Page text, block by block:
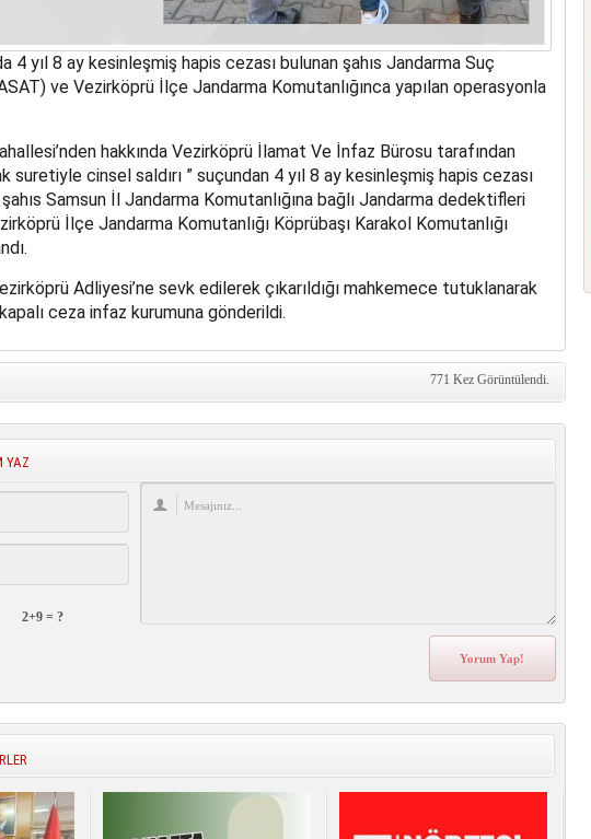
4 yıl 8 ay kesinleşmiş hapis cezası bulunan şahıs Jandarma Suç
ve Vezirköprü İlçe Jandarma Komutanlığınca yapılan operasyonla
hakkında Vezirköprü İlamat Ve İnfaz Bürosu tarafından
suretiyle cinsel saldırı ” suçundan 4 yıl 8 ay kesinleşmiş hapis cezası
şahıs Samsun İl Jandarma Komutanlığına bağlı Jandarma dedektifleri
İlçe Jandarma Komutanlığı Köprübaşı Karakol Komutanlığı
Adliyesi’ne sevk edilerek çıkarıldığı mahkemece tutuklanarak
ceza infaz kurumuna gönderildi.
771 Kez Görüntülendi.
YAZ
2+9 = ?